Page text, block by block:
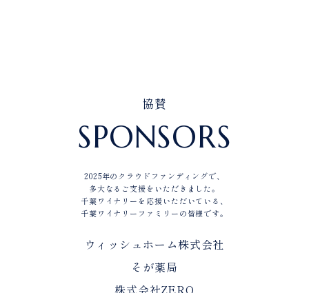
協賛
SPONSORS
2025年のクラウドファンディングで、
多大なるご支援をいただきました。
千葉ワイナリーを応援いただいている、
千葉ワイナリーファミリーの皆様です。
ウィッシュホーム株式会社
そが薬局
株式会社ZERO